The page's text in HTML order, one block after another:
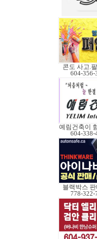
콘도 사고.
604-356-
604-338-
블랙박스
778-322-